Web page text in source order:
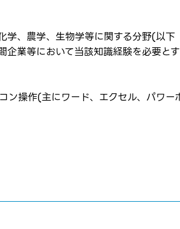
学、農学、生物学等に関する分野(以下
業等において当該知識経験を必要と
ン操作(主にワード、エクセル、パワー